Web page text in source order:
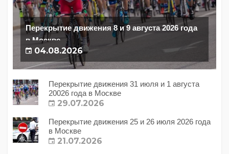
Перекрытие движения 8 и 9 августа 2026 года
в Москве
04.08.2026
Перекрытие движения 31 июля и 1 августа
20026 года в Москве
29.07.2026
Перекрытие движения 25 и 26 июля 2026 года
в Москве
21.07.2026